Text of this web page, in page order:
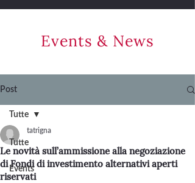
Events & News
Post
Tutte
Events
Tutte
Le novità sull’ammissione alla negoziazione
di Fondi di investimento alternativi aperti
riservati
tatrigna